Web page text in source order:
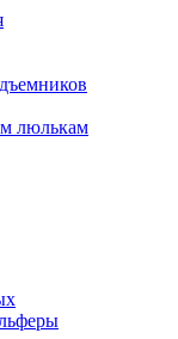
люлькам